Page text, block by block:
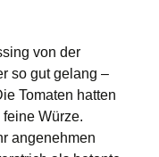
von der
so gut gelang –
Tomaten hatten
Würze.
angenehmen